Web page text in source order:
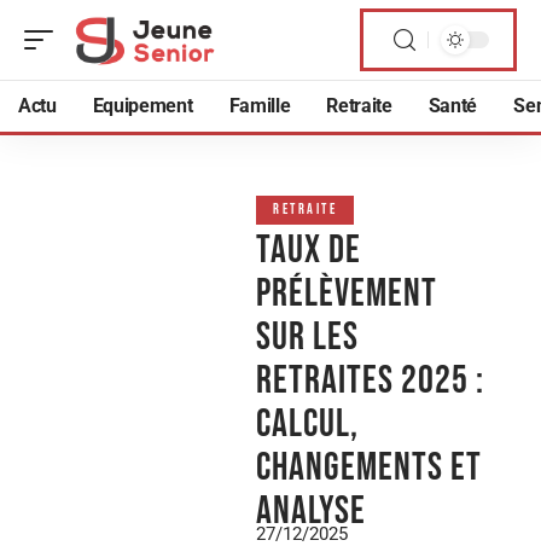
Actu Equipement Famille Retraite Santé
RETRAITE
Taux de
prélèvement
sur les
retraites 2025 :
calcul,
changements et
analyse
27/12/2025